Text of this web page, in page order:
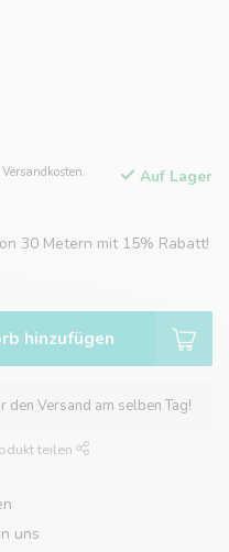
Auf Lager
30 Metern mit 15% Rabatt!
hinzufügen
Versand am selben Tag!
teilen
uns